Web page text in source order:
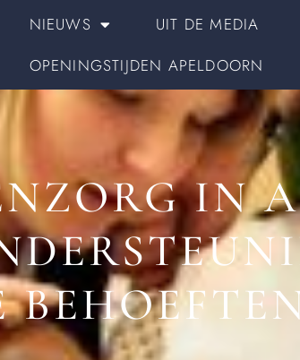
NIEUWS
UIT DE MEDIA
OPENINGSTIJDEN APELDOORN
IN